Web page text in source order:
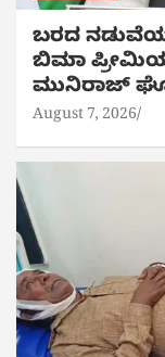
ಬರದ
ಬಿಮಾ
ಮುನಿರಾಜ್
August 7, 2026